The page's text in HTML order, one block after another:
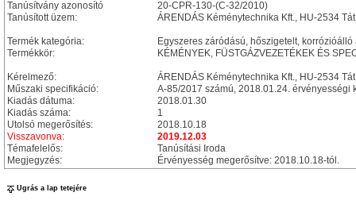
Tanúsítvány azonosító
20-CPR-130-(C-32/2010)
Tanúsított üzem:
ÁRENDÁS Kéménytechnika Kft., HU-2534
Termék kategória:
Egyszeres záródású, hőszigetelt,
Termékkör:
KÉMÉNYEK, FÜSTGÁZVEZETÉKEK ÉS
Kérelmező:
ÁRENDÁS Kéménytechnika Kft., HU-2534
Műszaki specifikáció:
A-85/2017 számú, 2018.01.24. érvényességi
Kiadás dátuma:
2018.01.30
Kiadás száma:
1
Utolsó megerősítés:
2018.10.18
Visszavonva:
2019.12.03
Témafelelős:
Tanúsítási Iroda
Megjegyzés:
Érvényesség megerősítve: 2018.10.18-tól.
Ugrás a lap tetejére